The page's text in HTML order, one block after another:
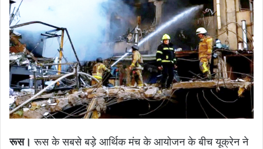
रूस। रूस के सबसे बड़े आर्थिक मंच के आयोजन के बीच यूक्रेन ने